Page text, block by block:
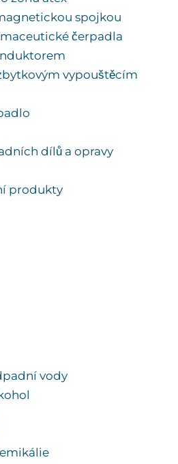
spojkou
čerpadla
vypouštěcím
dílů a opravy
produkty
vody